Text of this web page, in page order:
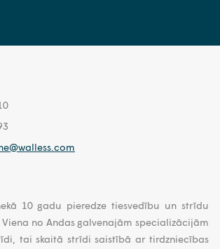
10 gadu pieredze tiesvedību un strīdu
no Andas galvenajām specializācijām
tai skaitā strīdi saistībā ar tirdzniecības